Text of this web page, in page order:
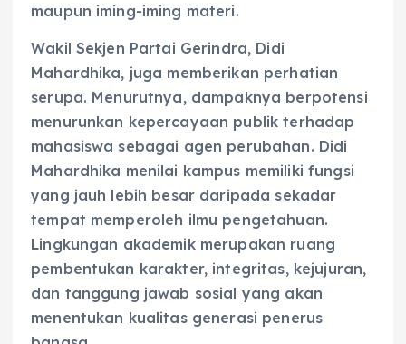
maupun iming-iming materi.
Wakil Sekjen Partai Gerindra, Didi
Mahardhika, juga memberikan perhatian
serupa. Menurutnya, dampaknya berpotensi
menurunkan kepercayaan publik terhadap
mahasiswa sebagai agen perubahan. Didi
Mahardhika menilai kampus memiliki fungsi
yang jauh lebih besar daripada sekadar
tempat memperoleh ilmu pengetahuan.
Lingkungan akademik merupakan ruang
pembentukan karakter, integritas, kejujuran,
dan tanggung jawab sosial yang akan
menentukan kualitas generasi penerus